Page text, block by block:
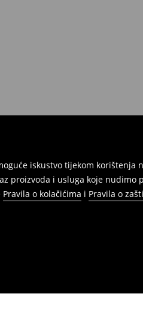
iskustvo tijekom
proizvoda i usluga koje
Pravila o kolačićima i Pravila o